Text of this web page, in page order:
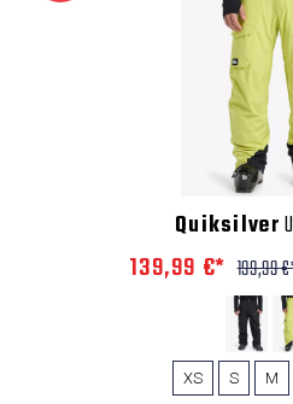
Quiksilver
139,99 €* 199,99
XS S M